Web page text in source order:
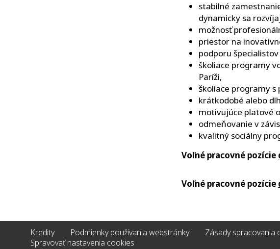
stabilné
dynamicky sa
možnosť
priestor na
podporu
školiace programy
Paríži,
školiace programy
krátkodobé alebo
motivujúce platové
odmeňovanie v
kvalitný sociálny
Voľné pracovné pozície
Voľné pracovné pozície
Kredity Podmienky používania webstránky Zásady spracovania
Spravovať nastavenia cookies